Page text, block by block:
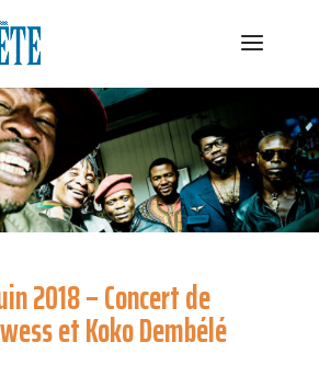
2018 – Concert de
et Koko Dembélé